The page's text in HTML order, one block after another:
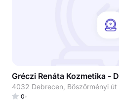
Gréczi Renáta Kozmetika -
4032 Debrecen, Böszörményi út
0